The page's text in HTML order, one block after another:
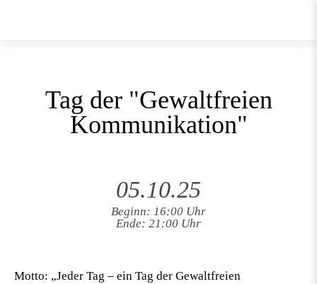
Tag der "Gewaltfreien
Kommunikation"
05.10.25
Beginn: 16:00 Uhr
Ende: 21:00 Uhr
Motto: „Jeder Tag – ein Tag der Gewaltfreien